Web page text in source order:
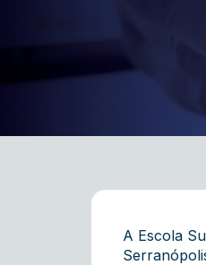
A Escola